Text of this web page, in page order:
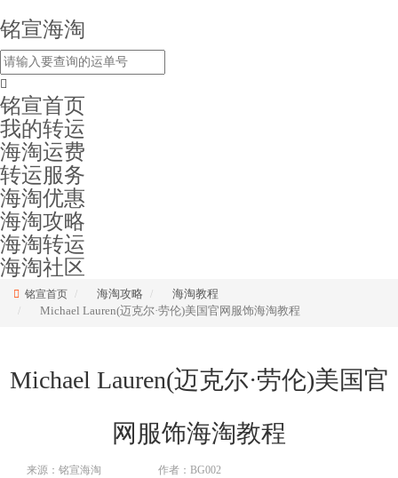
铭宣海淘
铭宣首页
我的转运
海淘运费
转运服务
海淘优惠
海淘攻略
海淘转运
海淘社区
铭宣首页 海淘攻略
海淘教程
Michael Lauren(迈克尔·劳伦)美国官网服饰海淘教程
Michael Lauren(迈克尔·劳伦)美国官
网服饰海淘教程
来源：铭宣海淘
作者：BG002